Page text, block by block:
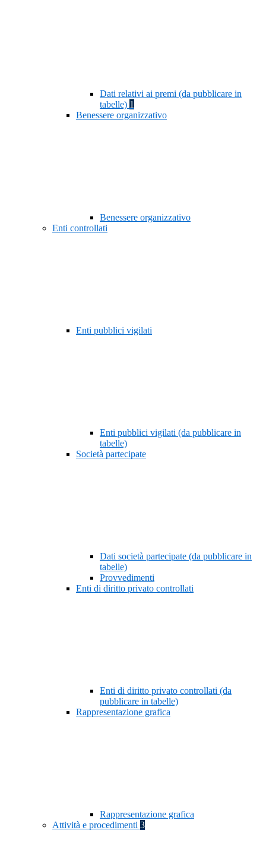
Dati relativi ai premi (da pubblicare in
tabelle) 1
Benessere organizzativo
Benessere organizzativo
Enti controllati
Enti pubblici vigilati
Enti pubblici vigilati (da pubblicare in
tabelle)
Società partecipate
Dati società partecipate (da pubblicare in
tabelle)
Provvedimenti
Enti di diritto privato controllati
Enti di diritto privato controllati (da
pubblicare in tabelle)
Rappresentazione grafica
Rappresentazione grafica
Attività e procedimenti 3